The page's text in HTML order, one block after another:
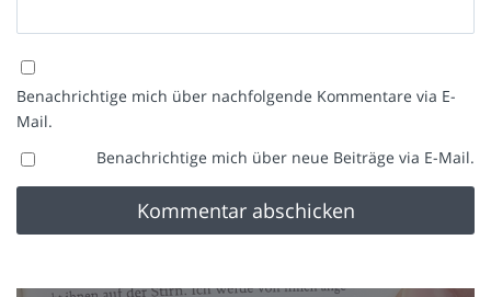
Benachrichtige mich über nachfolgende Kommentare via E-
Mail.
Benachrichtige mich über neue Beiträge via E-Mail.